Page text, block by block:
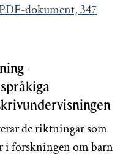
dokument, 347
-
de riktningar som
i forskningen om barn